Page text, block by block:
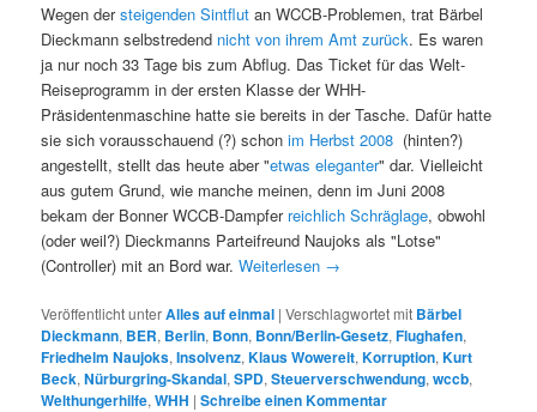
Wegen dersteigenden Sintflut an WCCB-Problemen, trat Bärbel
Dieckmann selbstredend nicht von ihrem Amt zurück. Es waren
ja nur noch 33 Tage bis zum Abflug. Das Ticket für das Welt-
Reiseprogramm in der ersten Klasse der WHH-
Präsidentenmaschine hatte sie bereits in der Tasche. Dafür hatte
sie sich vorausschauend (?) schonim Herbst 2008 (hinten?)
angestellt, stellt das heute aber "etwas eleganter" dar. Vielleicht
aus gutem Grund, wie manche meinen, denn im Juni 2008
bekam der Bonner WCCB-Dampfer reichlich Schräglage, obwohl
(oder weil?) Dieckmanns Parteifreund Naujoks als "Lotse"
(Controller) mit an Bord war.Weiterlesen →
Veröffentlicht unterAlles auf einmal |Verschlagwortet mit Bärbel
Dieckmann, BER, Berlin, Bonn, Bonn/Berlin-Gesetz,Flughafen,
Friedhelm Naujoks,Insolvenz,Klaus Wowereit,Korruption,Kurt
Beck,Nürburgring-Skandal,SPD,Steuerverschwendung,wccb,
Welthungerhilfe,WHH |Schreibe einen Kommentar